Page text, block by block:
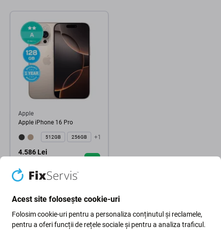
Apple
Apple iPhone 16 Pro
512GB 256GB +1
4.586 Lei
Acest site folosește cookie-uri
Folosim cookie-uri pentru a personaliza conținutul și reclamele,
pentru a oferi funcții de rețele sociale și pentru a analiza traficul.